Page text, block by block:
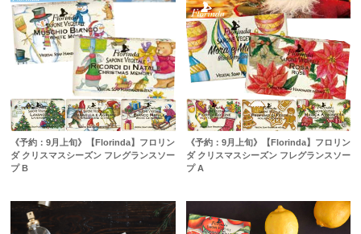
《予約：9月上旬》【Florinda】フロリン
ダ クリスマスシーズン フレグランスソー
プ B
《予約：9月上旬》【Florinda】フロリン
ダ クリスマスシーズン フレグランスソー
プ A